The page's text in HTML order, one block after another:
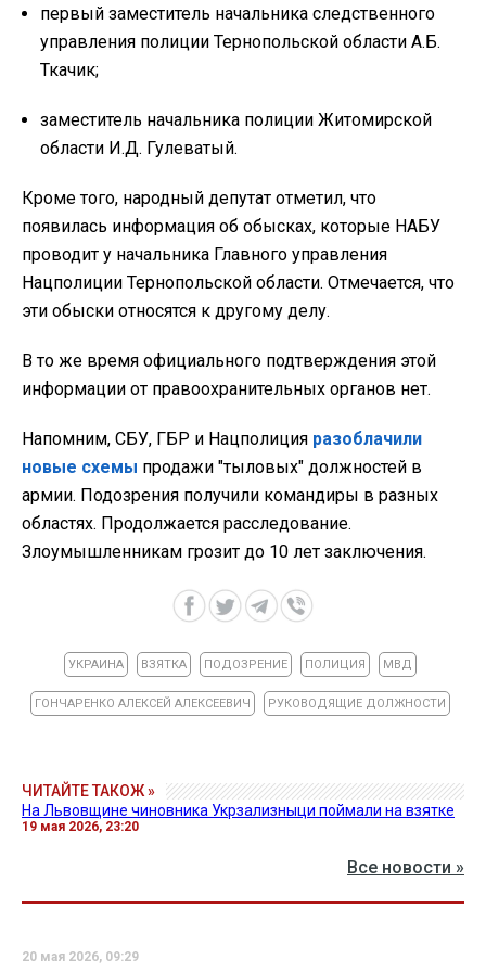
первый заместитель начальника следственного
управления полиции Тернопольской области А.Б.
Ткачик;
заместитель начальника полиции Житомирской
области И.Д. Гулеватый.
Кроме того, народный депутат отметил, что
появилась информация об обысках, которые НАБУ
проводит у начальника Главного управления
Нацполиции Тернопольской области. Отмечается, что
эти обыски относятся к другому делу.
В то же время официального подтверждения этой
информации от правоохранительных органов нет.
Напомним, СБУ, ГБР и Нацполиция разоблачили
новые схемы продажи "тыловых" должностей в
армии. Подозрения получили командиры в разных
областях. Продолжается расследование.
Злоумышленникам грозит до 10 лет заключения.
УКРАИНА ВЗЯТКА ПОДОЗРЕНИЕ ПОЛИЦИЯ МВД
ГОНЧАРЕНКО АЛЕКСЕЙ АЛЕКСЕЕВИЧ РУКОВОДЯЩИЕ ДОЛЖНОСТИ
ЧИТАЙТЕ ТАКОЖ »
На Львовщине чиновника Укрзализныци поймали на взятке
19 мая 2026, 23:20
Все новости »
20 мая 2026, 09:29